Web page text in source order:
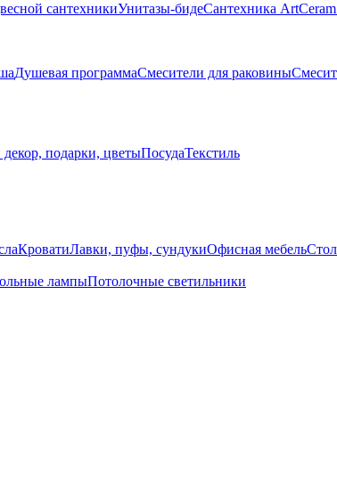
сантехникиУнитазы-бидеСантехника
Душевая программаСмесители для раковины
подарки, цветыПосудаТекстиль
КроватиЛавки, пуфы, сундукиОфисная мебель
лампыПотолочные светильники